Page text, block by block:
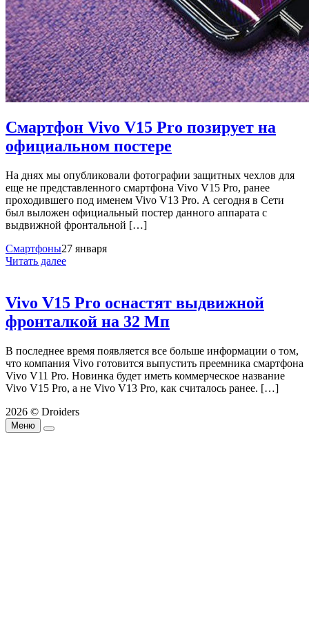
Смартфон Vivo V15 Pro позирует на
официальном постере
На днях мы опубликовали фотографии защитных чехлов для
еще не представленного смартфона Vivo V15 Pro, ранее
проходившего под именем Vivo V13 Pro. А сегодня в Сети
был выложен официальный постер данного аппарата с
выдвижной фронтальной […]
Смартфоны27 января
Читать далее
Vivo V15 Pro оснастят выдвижной
фронталкой на 32 Мп
В последнее время появляется все больше информации о том,
что компания Vivo готовится выпустить преемника смартфона
Vivo V11 Pro. Новинка будет иметь коммерческое название
Vivo V15 Pro, а не Vivo V13 Pro, как считалось ранее. […]
2026 © Droiders
Меню